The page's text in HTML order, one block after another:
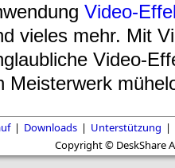
Video-
vieles mehr. Mit
Video-
Meisterwerk
| Downloads | Unterstützung |
Copyright © DeskShare